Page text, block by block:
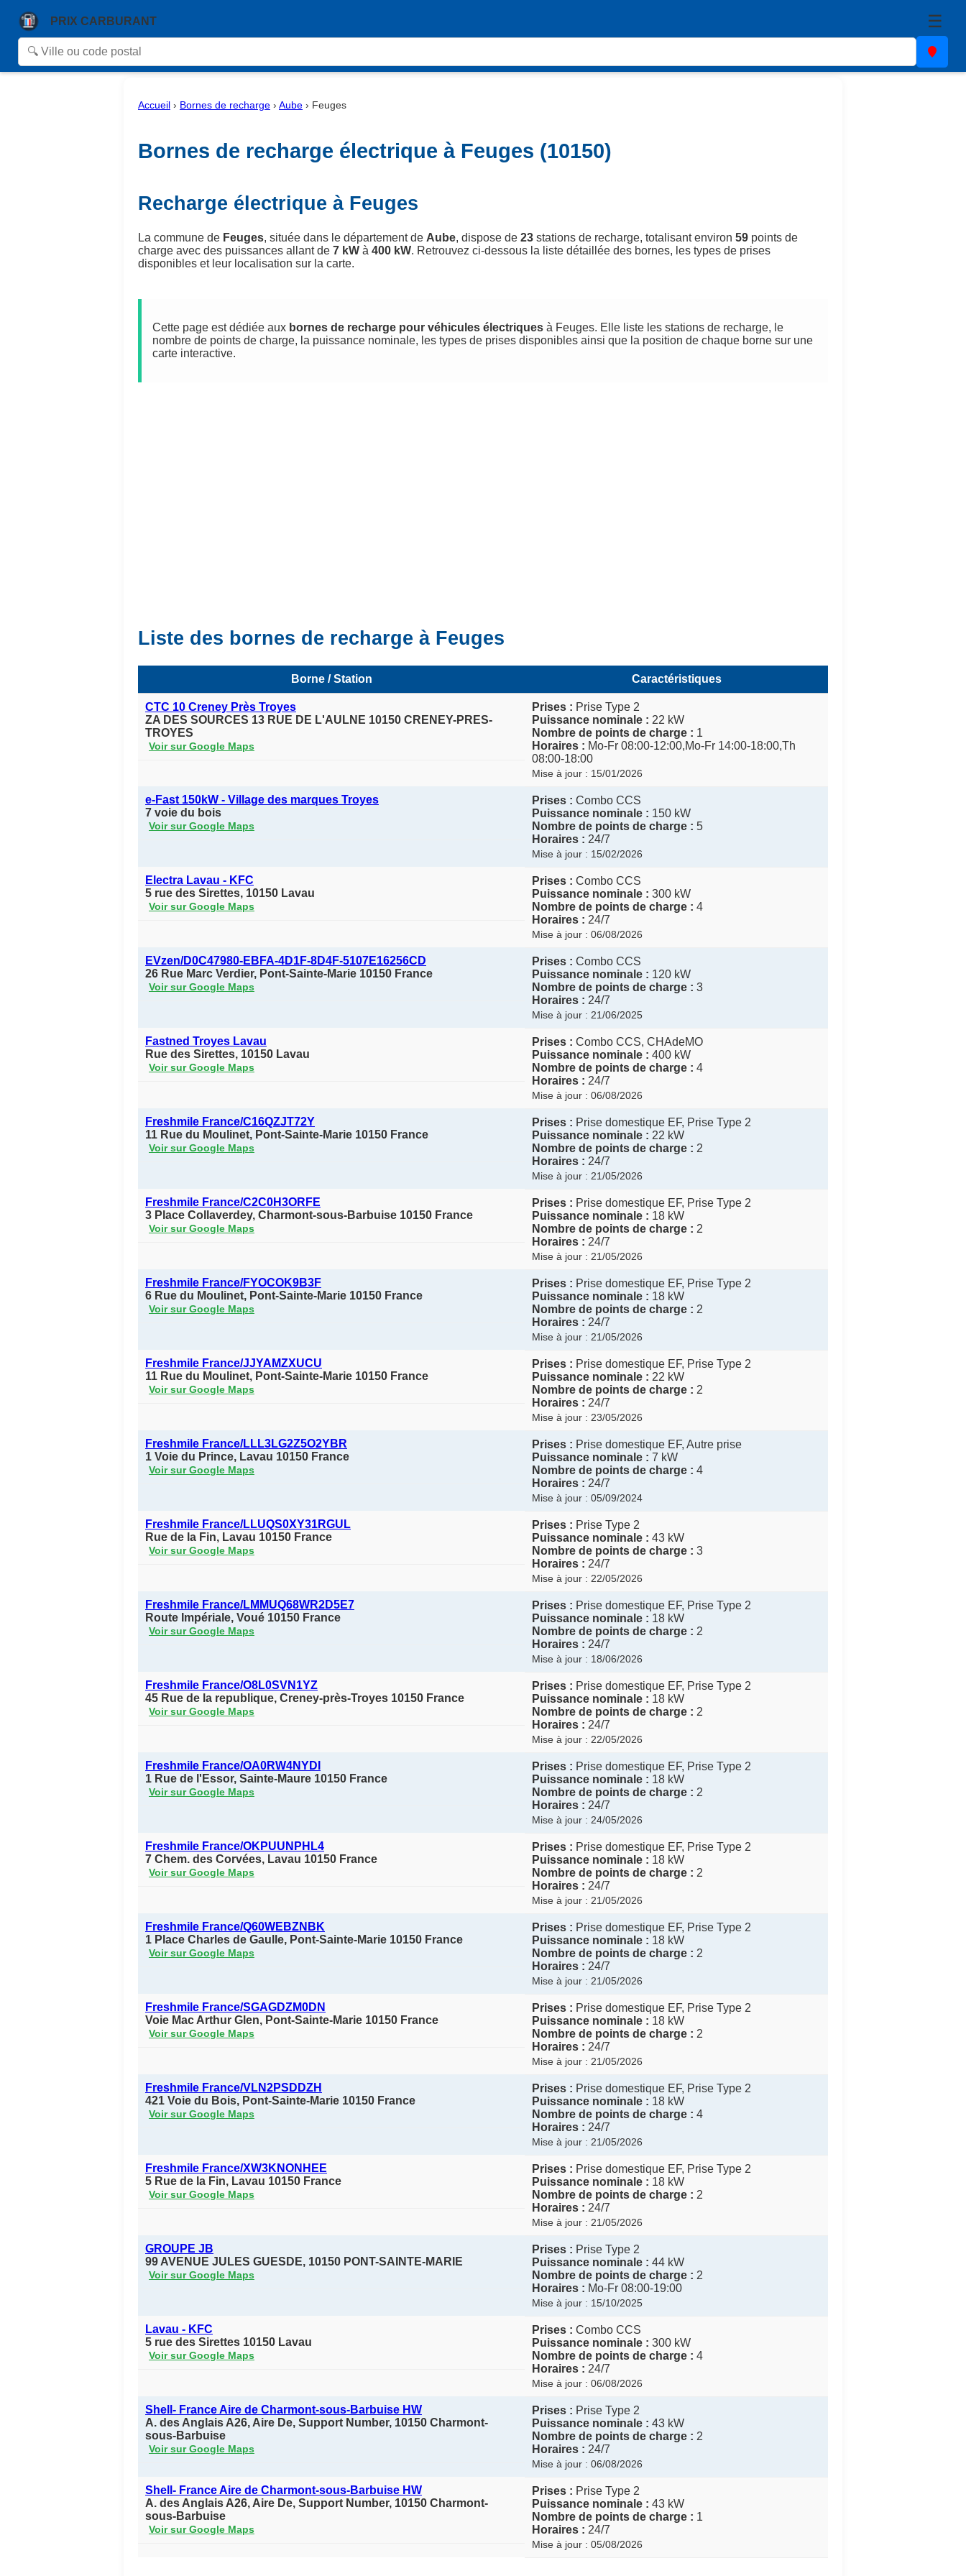
PRIX CARBURANT ☰
Accueil › Bornes de recharge › Aube › Feuges
Bornes de recharge électrique à Feuges (10150)
Recharge électrique à Feuges
La commune de Feuges, située dans le département de Aube, dispose de 23 stations de recharge, totalisant environ 59 points de
charge avec des puissances allant de 7 kW à 400 kW. Retrouvez ci-dessous la liste détaillée des bornes, les types de prises
disponibles et leur localisation sur la carte.
Cette page est dédiée aux bornes de recharge pour véhicules électriques à Feuges. Elle liste les stations de recharge, le
nombre de points de charge, la puissance nominale, les types de prises disponibles ainsi que la position de chaque borne sur une
carte interactive.
Liste des bornes de recharge à Feuges
Borne / Station Caractéristiques
CTC 10 Creney Près Troyes
ZA DES SOURCES 13 RUE DE L'AULNE 10150 CRENEY-PRES-
TROYES
Voir sur Google Maps
Prises : Prise Type 2
Puissance nominale : 22 kW
Nombre de points de charge : 1
Horaires : Mo-Fr 08:00-12:00,Mo-Fr 14:00-18:00,Th
08:00-18:00
Mise à jour : 15/01/2026
e-Fast 150kW - Village des marques Troyes
7 voie du bois
Voir sur Google Maps
Prises : Combo CCS
Puissance nominale : 150 kW
Nombre de points de charge : 5
Horaires : 24/7
Mise à jour : 15/02/2026
Electra Lavau - KFC
5 rue des Sirettes, 10150 Lavau
Voir sur Google Maps
Prises : Combo CCS
Puissance nominale : 300 kW
Nombre de points de charge : 4
Horaires : 24/7
Mise à jour : 06/08/2026
EVzen/D0C47980-EBFA-4D1F-8D4F-5107E16256CD
26 Rue Marc Verdier, Pont-Sainte-Marie 10150 France
Voir sur Google Maps
Prises : Combo CCS
Puissance nominale : 120 kW
Nombre de points de charge : 3
Horaires : 24/7
Mise à jour : 21/06/2025
Fastned Troyes Lavau
Rue des Sirettes, 10150 Lavau
Voir sur Google Maps
Prises : Combo CCS, CHAdeMO
Puissance nominale : 400 kW
Nombre de points de charge : 4
Horaires : 24/7
Mise à jour : 06/08/2026
Freshmile France/C16QZJT72Y
11 Rue du Moulinet, Pont-Sainte-Marie 10150 France
Voir sur Google Maps
Prises : Prise domestique EF, Prise Type 2
Puissance nominale : 22 kW
Nombre de points de charge : 2
Horaires : 24/7
Mise à jour : 21/05/2026
Freshmile France/C2C0H3ORFE
3 Place Collaverdey, Charmont-sous-Barbuise 10150 France
Voir sur Google Maps
Prises : Prise domestique EF, Prise Type 2
Puissance nominale : 18 kW
Nombre de points de charge : 2
Horaires : 24/7
Mise à jour : 21/05/2026
Freshmile France/FYOCOK9B3F
6 Rue du Moulinet, Pont-Sainte-Marie 10150 France
Voir sur Google Maps
Prises : Prise domestique EF, Prise Type 2
Puissance nominale : 18 kW
Nombre de points de charge : 2
Horaires : 24/7
Mise à jour : 21/05/2026
Freshmile France/JJYAMZXUCU
11 Rue du Moulinet, Pont-Sainte-Marie 10150 France
Voir sur Google Maps
Prises : Prise domestique EF, Prise Type 2
Puissance nominale : 22 kW
Nombre de points de charge : 2
Horaires : 24/7
Mise à jour : 23/05/2026
Freshmile France/LLL3LG2Z5O2YBR
1 Voie du Prince, Lavau 10150 France
Voir sur Google Maps
Prises : Prise domestique EF, Autre prise
Puissance nominale : 7 kW
Nombre de points de charge : 4
Horaires : 24/7
Mise à jour : 05/09/2024
Freshmile France/LLUQS0XY31RGUL
Rue de la Fin, Lavau 10150 France
Voir sur Google Maps
Prises : Prise Type 2
Puissance nominale : 43 kW
Nombre de points de charge : 3
Horaires : 24/7
Mise à jour : 22/05/2026
Freshmile France/LMMUQ68WR2D5E7
Route Impériale, Voué 10150 France
Voir sur Google Maps
Prises : Prise domestique EF, Prise Type 2
Puissance nominale : 18 kW
Nombre de points de charge : 2
Horaires : 24/7
Mise à jour : 18/06/2026
Freshmile France/O8L0SVN1YZ
45 Rue de la republique, Creney-près-Troyes 10150 France
Voir sur Google Maps
Prises : Prise domestique EF, Prise Type 2
Puissance nominale : 18 kW
Nombre de points de charge : 2
Horaires : 24/7
Mise à jour : 22/05/2026
Freshmile France/OA0RW4NYDI
1 Rue de l'Essor, Sainte-Maure 10150 France
Voir sur Google Maps
Prises : Prise domestique EF, Prise Type 2
Puissance nominale : 18 kW
Nombre de points de charge : 2
Horaires : 24/7
Mise à jour : 24/05/2026
Freshmile France/OKPUUNPHL4
7 Chem. des Corvées, Lavau 10150 France
Voir sur Google Maps
Prises : Prise domestique EF, Prise Type 2
Puissance nominale : 18 kW
Nombre de points de charge : 2
Horaires : 24/7
Mise à jour : 21/05/2026
Freshmile France/Q60WEBZNBK
1 Place Charles de Gaulle, Pont-Sainte-Marie 10150 France
Voir sur Google Maps
Prises : Prise domestique EF, Prise Type 2
Puissance nominale : 18 kW
Nombre de points de charge : 2
Horaires : 24/7
Mise à jour : 21/05/2026
Freshmile France/SGAGDZM0DN
Voie Mac Arthur Glen, Pont-Sainte-Marie 10150 France
Voir sur Google Maps
Prises : Prise domestique EF, Prise Type 2
Puissance nominale : 18 kW
Nombre de points de charge : 2
Horaires : 24/7
Mise à jour : 21/05/2026
Freshmile France/VLN2PSDDZH
421 Voie du Bois, Pont-Sainte-Marie 10150 France
Voir sur Google Maps
Prises : Prise domestique EF, Prise Type 2
Puissance nominale : 18 kW
Nombre de points de charge : 4
Horaires : 24/7
Mise à jour : 21/05/2026
Freshmile France/XW3KNONHEE
5 Rue de la Fin, Lavau 10150 France
Voir sur Google Maps
Prises : Prise domestique EF, Prise Type 2
Puissance nominale : 18 kW
Nombre de points de charge : 2
Horaires : 24/7
Mise à jour : 21/05/2026
GROUPE JB
99 AVENUE JULES GUESDE, 10150 PONT-SAINTE-MARIE
Voir sur Google Maps
Prises : Prise Type 2
Puissance nominale : 44 kW
Nombre de points de charge : 2
Horaires : Mo-Fr 08:00-19:00
Mise à jour : 15/10/2025
Lavau - KFC
5 rue des Sirettes 10150 Lavau
Voir sur Google Maps
Prises : Combo CCS
Puissance nominale : 300 kW
Nombre de points de charge : 4
Horaires : 24/7
Mise à jour : 06/08/2026
Shell- France Aire de Charmont-sous-Barbuise HW
A. des Anglais A26, Aire De, Support Number, 10150 Charmont-
sous-Barbuise
Voir sur Google Maps
Prises : Prise Type 2
Puissance nominale : 43 kW
Nombre de points de charge : 2
Horaires : 24/7
Mise à jour : 06/08/2026
Shell- France Aire de Charmont-sous-Barbuise HW
A. des Anglais A26, Aire De, Support Number, 10150 Charmont-
sous-Barbuise
Voir sur Google Maps
Prises : Prise Type 2
Puissance nominale : 43 kW
Nombre de points de charge : 1
Horaires : 24/7
Mise à jour : 05/08/2026